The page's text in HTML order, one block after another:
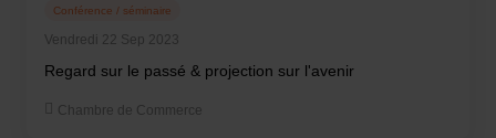
Vendredi 22 Sep 2023
Conférence / séminaire
Regard sur le passé & projection sur l'avenir
Chambre de Commerce